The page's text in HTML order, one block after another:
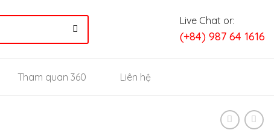
Live Chat or:
(+84) 987 64 1616
Tham quan 360 Liên hệ